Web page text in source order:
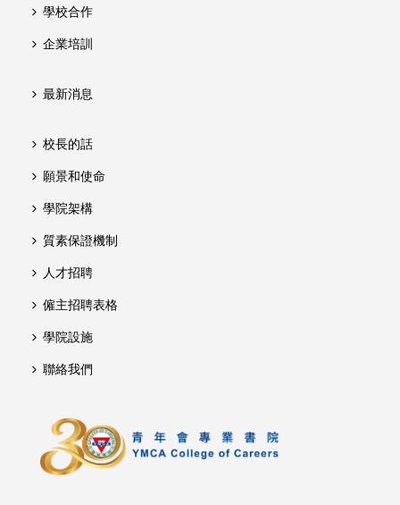
學校合作
企業培訓
最新消息
校長的話
願景和使命
學院架構
質素保證機制
人才招聘
僱主招聘表格
學院設施
聯絡我們